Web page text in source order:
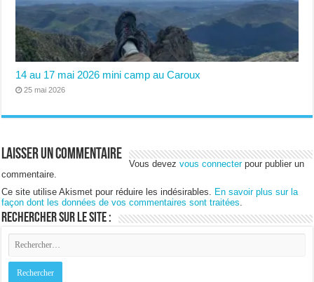
14 au 17 mai 2026 mini camp au Caroux
25 mai 2026
Laisser un commentaire
Vous devezvous connecterpour publier un
commentaire.
Ce site utilise Akismet pour réduire les indésirables.
En savoir plus sur la
façon dont les données de vos commentaires sont traitées
Rechercher sur le site :